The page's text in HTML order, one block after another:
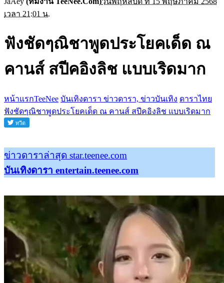
เวลา 21:01 น.
ฟังชัดๆณิชาพูดประโยคเด็ด ณ
คานส์ สปีคอิงลิช แบบเริดมาก
หน้าแรกTeeNee บันเทิงดารา ข่าวดารา, ข่าวบันเทิง ดาราไทย
ฟังชัดๆณิชาพูดประโยคเด็ด ณ คานส์ สปีคอิงลิช แบบเริดมาก
ข่าวดาราล่าสุด star.teenee.com
บันเทิงดารา entertain.teenee.com